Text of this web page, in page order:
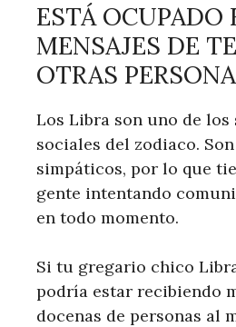
ESTÁ OCUPADO
MENSAJES DE
OTRAS
Los Libra son uno de los
sociales del zodiaco.
simpáticos, por lo que
gente intentando
en todo momento.
Si tu gregario chico
podría estar recibiendo
docenas de personas al